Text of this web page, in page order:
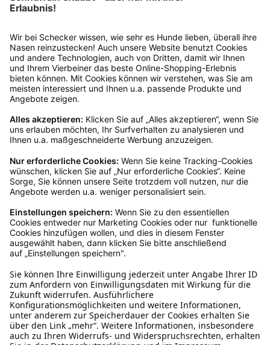
findest du online. Verpacke die Artikel
Rücksendeetikett auf das Paket. Dieses kannst du
dir in deinem Kundenkonto anfordern. Hast du als
Gast bestellt, schreibe uns eine Email an
verkauf@schecker.de oder rufe zu unseren
Servicezeiten an, dann lassen wir dir ein
Mo – Fr 9 – 17 Uhr, Sa 9 – 13 Uhr
Ruf uns an
Schreibe uns
verkauf@schecker.de